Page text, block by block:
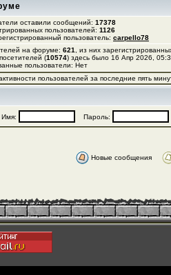
оставили сообщений: 17378
пользователей: 1126
пользователь: carpello78
на форуме: 621
, из них
(10574) здесь было 16 Апр 2026,
пользователи: Нет
пользователей за последние пять
Имя: Пароль:
Новые сообщения